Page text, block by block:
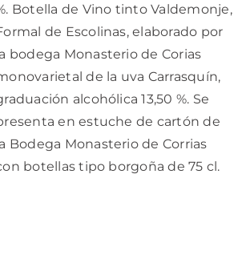
Botella de Vino tinto Valdemonje,
de Escolinas, elaborado por
bodega Monasterio de Corias
de la uva Carrasquín,
alcohólica 13,50 %. Se
en estuche de cartón de
Bodega Monasterio de Corrias
botellas tipo borgoña de 75 cl.